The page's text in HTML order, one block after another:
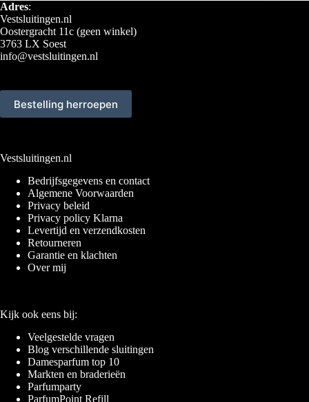
Adres:
Vestsluitingen.nl
Oostergracht 11c (geen winkel)
3763 LX Soest
info@vestsluitingen.nl
Bestelling herroepen
Vestsluitingen.nl
Bedrijfsgegevens en contact
Algemene Voorwaarden
Privacy beleid
Privacy policy Klarna
Levertijd en verzendkosten
Retourneren
Garantie en klachten
Over mij
Kijk ook eens bij:
Veelgestelde vragen
Blog verschillende sluitingen
Damesparfum top 10
Markten en braderieën
Parfumparty
ParfumPoint Refill